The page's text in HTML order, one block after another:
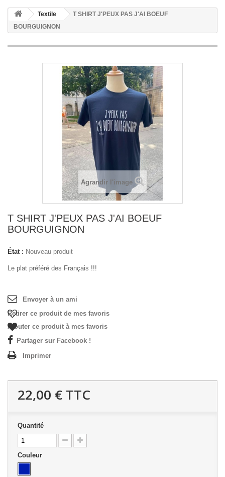
Textile
T SHIRT J'PEUX PAS J'AI BOEUF
BOURGUIGNON
Agrandir l'image
T SHIRT J'PEUX PAS J'AI BOEUF
BOURGUIGNON
État : Nouveau produit
Le plat préféré des Français !!!
Envoyer à un ami
Retirer ce produit de mes favoris
Ajouter ce produit à mes favoris
Partager sur Facebook !
Imprimer
22,00 € TTC
Quantité
Couleur